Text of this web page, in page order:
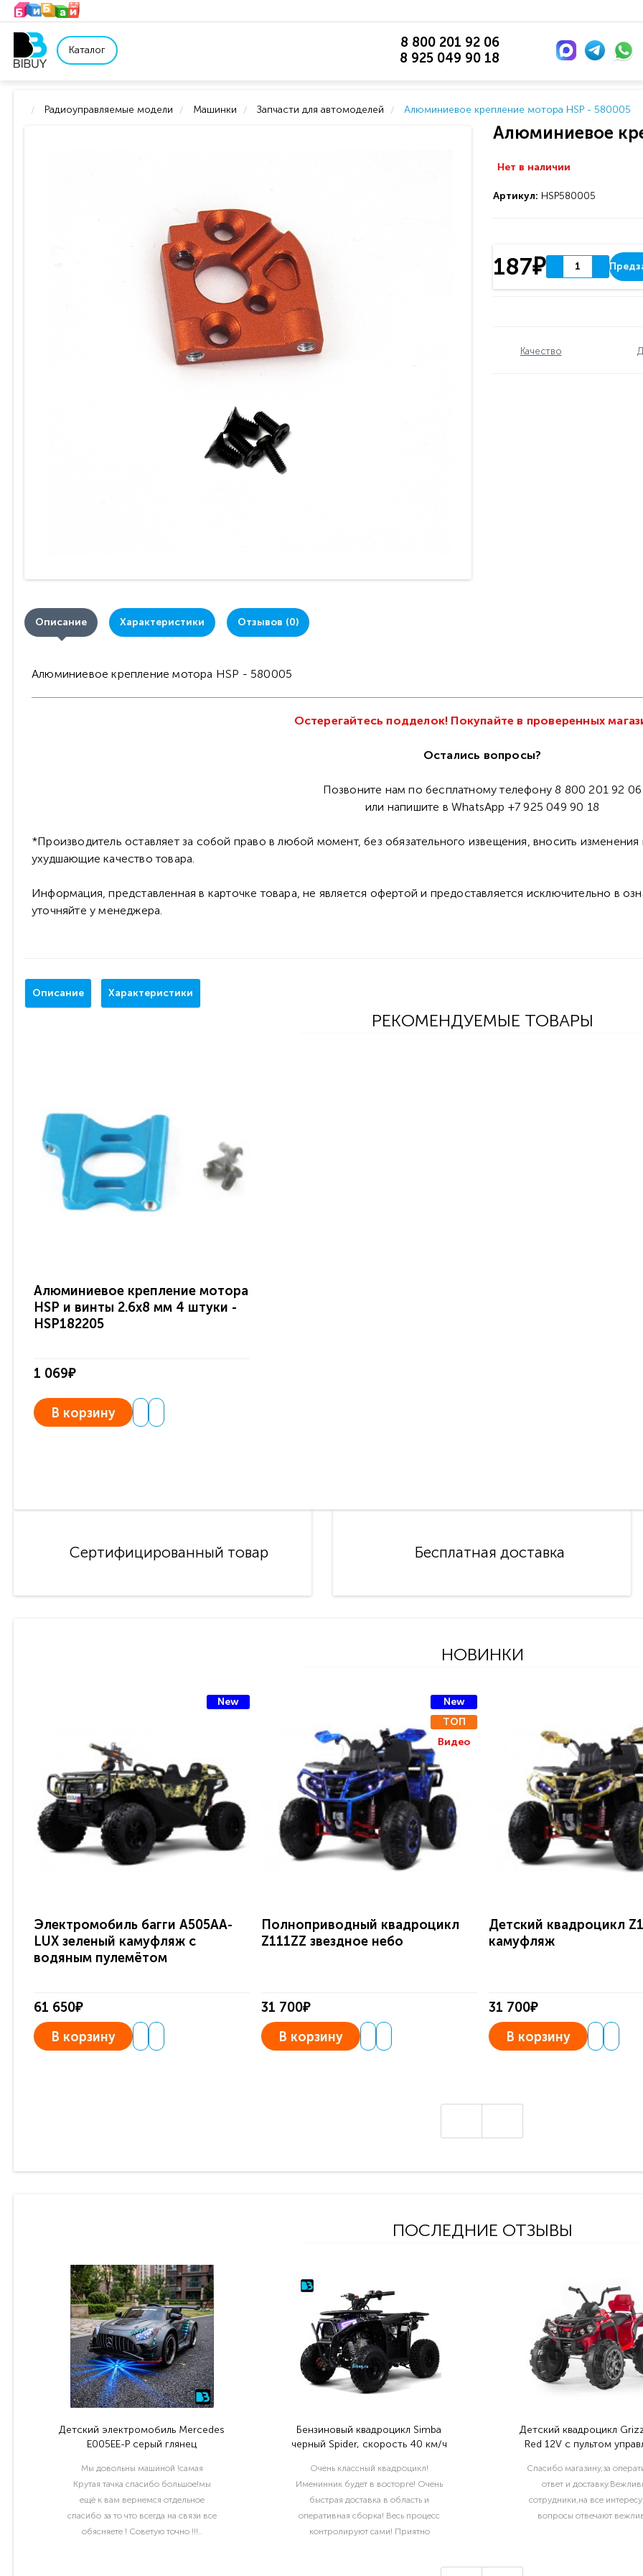
Каталог
8 800 201 92 06
8 925 049 90 18
Радиоуправляемые модели Машинки Запчасти для автомоделей Алюминиевое крепление мотора HSP - 580005
Алюминиевое
Нет в наличии
Артикул: HSP580005
187₽
Качество
Описание Характеристики Отзывов (0)
Алюминиевое крепление мотора HSP - 580005
Остерегайтесь подделок! Покупайте в проверенных
Остались вопросы?
Позвоните нам по бесплатному телефону 8 800 201 92 06
или напишите в WhatsApp +7 925 049 90 18
*Производитель оставляет за собой право в любой момент, без обязательного извещения, вносить
ухудшающие качество товара.
Информация, представленная в карточке товара, не является офертой и предоставляется исключительно в
уточняйте у менеджера.
Описание Характеристики
РЕКОМЕНДУЕМЫЕ ТОВАРЫ
Алюминиевое крепление мотора
HSP и винты 2.6х8 мм 4 штуки -
HSP182205
1 069₽
В корзину
Сертифицированный товар Бесплатная доставка
НОВИНКИ
New
Электромобиль багги A505AA-
LUX зеленый камуфляж с
водяным пулемётом
61 650₽
В корзину
New
ТОП
Видео
Полноприводный квадроцикл
Z111ZZ звездное небо
31 700₽
В корзину
Детский квадроцикл
камуфляж
31 700₽
В корзину
ПОСЛЕДНИЕ ОТЗЫВЫ
Детский электромобиль Mercedes
E005EE-P серый глянец
Мы довольны машиной !самая
Крутая тачка спасибо большое!мы
ещё к вам вернемся отдельное
спасибо за то что всегда на связи все
обясняете ! Советую точно !!!..
Бензиновый квадроцикл Simba
черный Spider, скорость 40 км/ч
Очень классный квадроцикл!
Именинник будет в восторге! Очень
быстрая доставка в область и
оперативная сборка! Весь процесс
контролируют сами! Приятно
Детский квадроцикл
Red 12V с пультом
Спасибо магазину,за
ответ и
сотрудники,на все
вопросы отвечают